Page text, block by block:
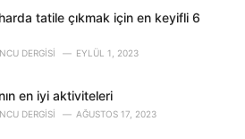
tatile çıkmak için en keyifli 6
DERGISI EYLÜL 1, 2023
en iyi aktiviteleri
DERGISI AĞUSTOS 17, 2023